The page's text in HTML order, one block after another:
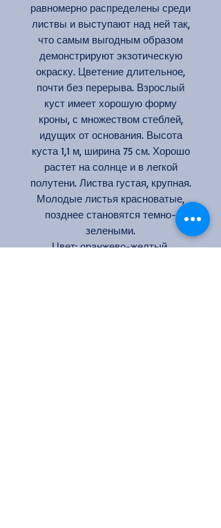
равномерно распределены среди
листвы и выступают над ней так,
что самым выгодным образом
демонстрируют экзотическую
окраску. Цветение длительное,
почти без перерыва. Взрослый
куст имеет хорошую форму
кроны, с множеством стеблей,
идущих от основания. Высота
куста 1,1 м, ширина 75 см. Хорошо
растет на солнце и в легкой
полутени. Листва густая, крупная.
Молодые листья красноватые,
позднее становятся темно-
зелеными.
Цвет: оранжево-желтый,